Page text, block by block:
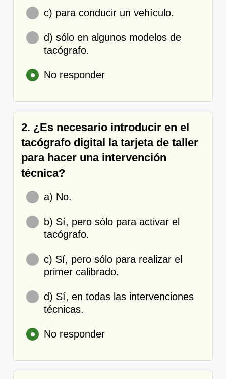
c) para conducir un vehículo.
d) sólo en algunos modelos de
tacógrafo.
No responder
2. ¿Es necesario introducir en el
tacógrafo digital la tarjeta de taller
para hacer una intervención
técnica?
a) No.
b) Sí, pero sólo para activar el
tacógrafo.
c) Sí, pero sólo para realizar el
primer calibrado.
d) Sí, en todas las intervenciones
técnicas.
No responder